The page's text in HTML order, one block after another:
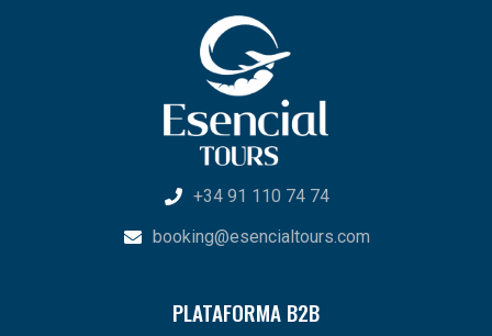
+34 91 110 74 74
booking@esencialtours.com
PLATAFORMA B2B